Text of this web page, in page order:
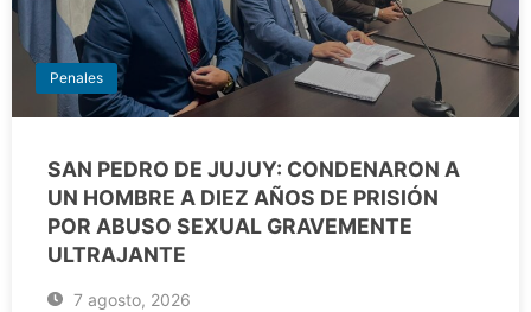
Penales
SAN PEDRO DE JUJUY: CONDENARON A
UN HOMBRE A DIEZ AÑOS DE PRISIÓN
POR ABUSO SEXUAL GRAVEMENTE
ULTRAJANTE
7 agosto, 2026